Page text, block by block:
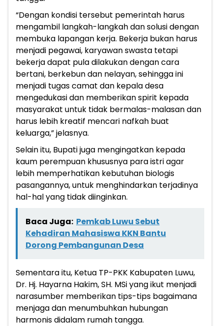
“Dengan kondisi tersebut pemerintah harus
mengambil langkah-langkah dan solusi dengan
membuka lapangan kerja. Bekerja bukan harus
menjadi pegawai, karyawan swasta tetapi
bekerja dapat pula dilakukan dengan cara
bertani, berkebun dan nelayan, sehingga ini
menjadi tugas camat dan kepala desa
mengedukasi dan memberikan spirit kepada
masyarakat untuk tidak bermalas-malasan dan
harus lebih kreatif mencari nafkah buat
keluarga,” jelasnya.
Selain itu, Bupati juga mengingatkan kepada
kaum perempuan khususnya para istri agar
lebih memperhatikan kebutuhan biologis
pasangannya, untuk menghindarkan terjadinya
hal-hal yang tidak diinginkan.
Baca Juga: Pemkab Luwu Sebut
Kehadiran Mahasiswa KKN Bantu
Dorong Pembangunan Desa
Sementara itu, Ketua TP-PKK Kabupaten Luwu,
Dr. Hj. Hayarna Hakim, SH. MSi yang ikut menjadi
narasumber memberikan tips-tips bagaimana
menjaga dan menumbuhkan hubungan
harmonis didalam rumah tangga.